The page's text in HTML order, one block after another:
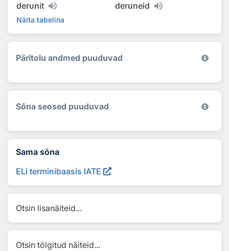
derunit
deruneid
Näita tabelina
Päritolu andmed puuduvad
Sõna seosed puuduvad
Sama sõna
ELi terminibaasis IATE
Otsin lisanäiteid...
Otsin tõlgitud näiteid...